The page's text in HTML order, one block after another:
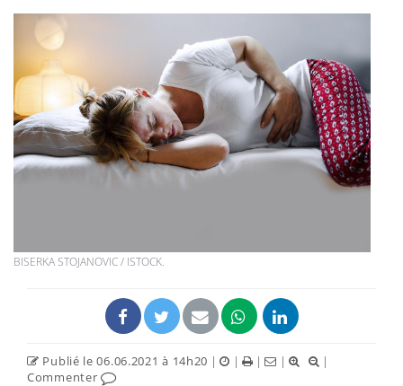
BISERKA STOJANOVIC / ISTOCK.
Publié le 06.06.2021 à 14h20 | | | |
|
Commenter